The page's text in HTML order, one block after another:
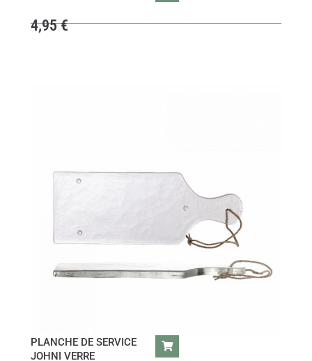
4,95€
PLANCHE DE SERVICE
JOHNI VERRE